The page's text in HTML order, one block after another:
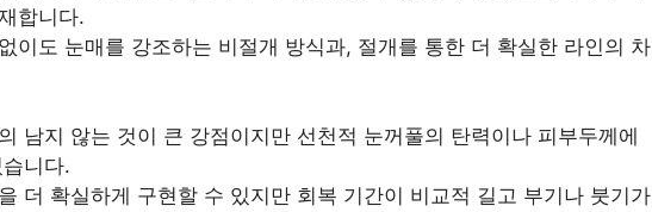
합니다.
이도 눈매를 강조하는 비절개 방식과, 절개를 통한 더 확실한 라인의 차
남지 않는 것이 큰 강점이지만 선천적 눈꺼풀의 탄력이나 피부두께에
니다.
더 확실하게 구현할 수 있지만 회복 기간이 비교적 길고 부기나 붓기가